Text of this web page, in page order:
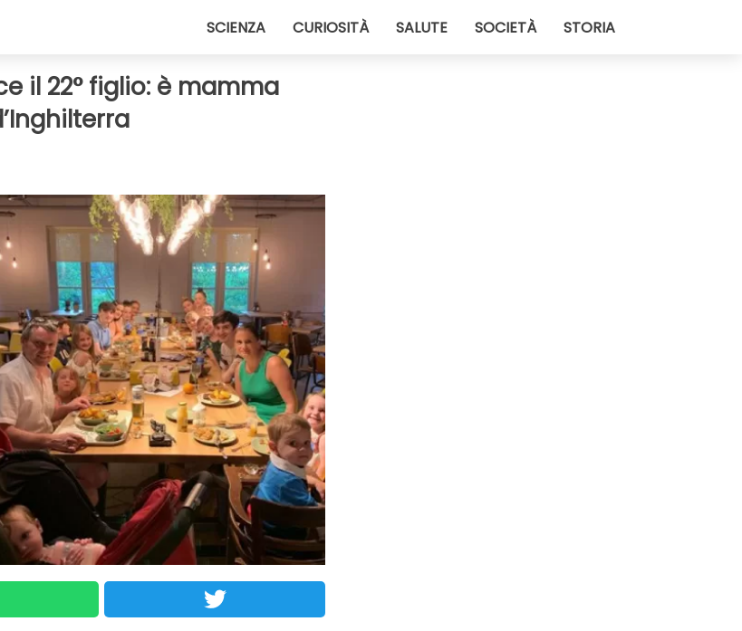
SCIENZA CURIOSITÀ SALUTE SOCIETÀ STORIA
il 22° figlio: è mamma